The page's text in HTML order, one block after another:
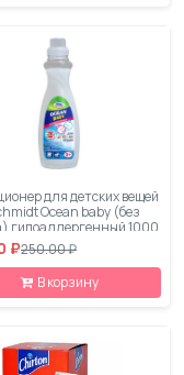
для детских вещей
Ocean baby (без
гипоаллергенный 1000
₽250.00 ₽
В корзину